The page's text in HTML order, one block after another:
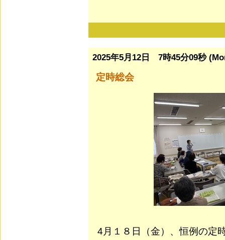
2025年5月12日 7時45分09秒
定時総会
4 月１８日（金）、恒例の定